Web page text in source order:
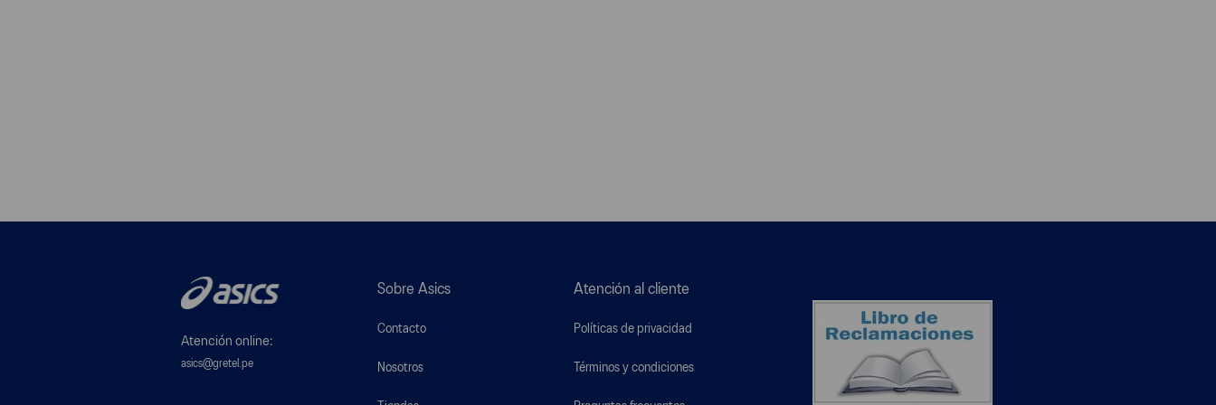
Atención online:
asics@gretel.pe
Sobre Asics
Contacto
Nosotros
Atención al cliente
Políticas de privacidad
Términos y condiciones